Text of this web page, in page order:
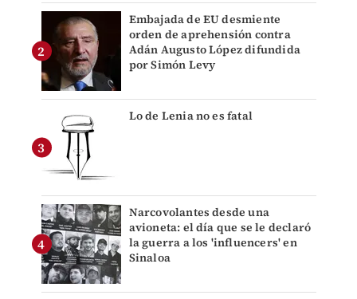
Embajada de EU desmiente
orden de aprehensión contra
Adán Augusto López difundida
por Simón Levy
Lo de Lenia no es fatal
Narcovolantes desde una
avioneta: el día que se le declaró
la guerra a los 'influencers' en
Sinaloa